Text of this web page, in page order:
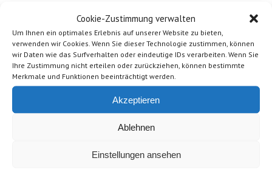
Cookie-Zustimmung verwalten
Um Ihnen ein optimales Erlebnis auf unserer Website zu bieten,
verwenden wir Cookies. Wenn Sie dieser Technologie zustimmen, können
wir Daten wie das Surfverhalten oder eindeutige IDs verarbeiten. Wenn Sie
Ihre Zustimmung nicht erteilen oder zurückziehen, können bestimmte
Merkmale und Funktionen beeinträchtigt werden.
Akzeptieren
Ablehnen
Einstellungen ansehen